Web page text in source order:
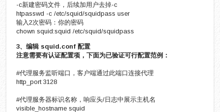
-c新建密码文件，后续加用户去掉-c
htpasswd -c /etc/squid/squidpass user
输入2次密码：你的密码
chown squid:squid /etc/squid/squidpass
3、编辑 squid.conf 配置
注意需要有认证配置项，下面为已验证可行配置范例：
#代理服务监听端口，客户端通过此端口连接代理
http_port 3128
#代理服务器标识名称，响应头/日志中展示主机名
visible_hostname squid